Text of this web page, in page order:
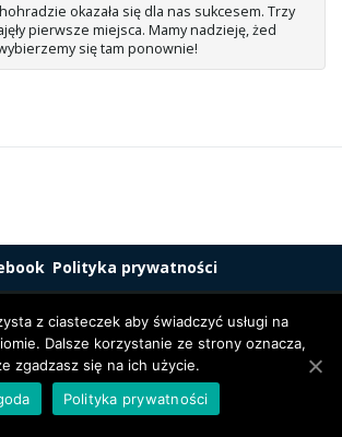
okazała się dla nas sukcesem. Trzy
pierwsze miejsca. Mamy nadzieję, żed
się tam ponownie!
Polityka prywatności
. Wszelkie prawa zastrzeżone.
Wykonanie: Grzybek Jakub
motywemMotyw Franz Josef i Wordpress.
z ciasteczek aby świadczyć usługi na
Dalsze korzystanie ze strony oznacza,
zgadzasz się na ich użycie.
Polityka prywatności